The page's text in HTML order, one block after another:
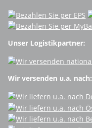
Unser Logistikpartner:
Wir versenden u.a. nach: